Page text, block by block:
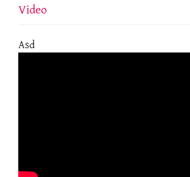
Video
Asd